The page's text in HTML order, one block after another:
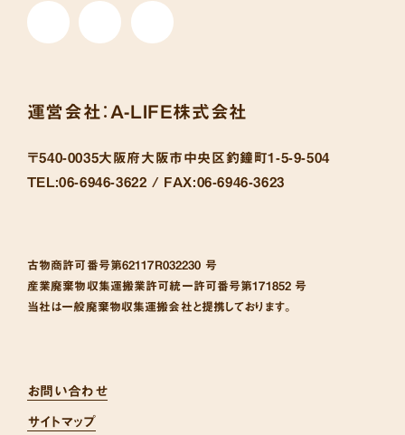
運営会社： A-LIFE株式会社
〒540-0035大阪府大阪市中央区釣鐘町1-5-9-504
TEL:06-6946-3622 / FAX:06-6946-3623
古物商許可番号第62117R032230 号
産業廃棄物収集運搬業許可統一許可番号第171852 号
当社は一般廃棄物収集運搬会社と提携しております。
お問い合わせ
サイトマップ